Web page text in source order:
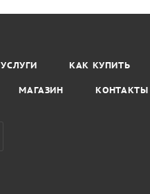
УСЛУГИ КАК КУПИТЬ
МАГАЗИН КОНТАКТЫ